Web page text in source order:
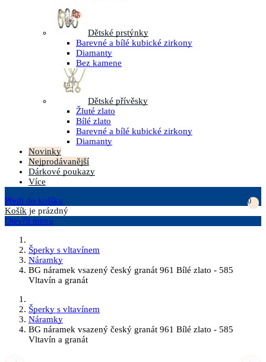
Dětské prstýnky
Barevné a bílé kubické zirkony
Diamanty
Bez kamene
Dětské přívěsky
Žluté zlato
Bílé zlato
Barevné a bílé kubické zirkony
Diamanty
Novinky
Nejprodávanější
Dárkové poukazy
Více
Přejít do košíku
0
Košík je prázdný
Otevřít menu
Šperky s vltavínem
Náramky
BG náramek vsazený český granát 961 Bílé zlato - 585
Vltavín a granát
Šperky s vltavínem
Náramky
BG náramek vsazený český granát 961 Bílé zlato - 585
Vltavín a granát